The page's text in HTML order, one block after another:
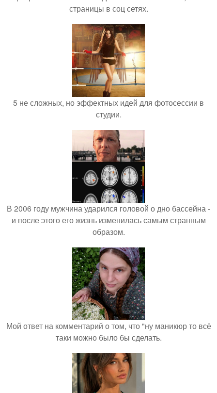
страницы в соц сетях.
5 не сложных, но эффектных идей для фотосессии в
студии.
В 2006 году мужчина ударился головой о дно бассейна -
и после этого его жизнь изменилась самым странным
образом.
Мой ответ на комментарий о том, что "ну маникюр то всё
таки можно было бы сделать.